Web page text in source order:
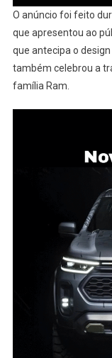
O anúncio foi feito
que apresentou ao
que antecipa o
também celebrou a
família Ram.